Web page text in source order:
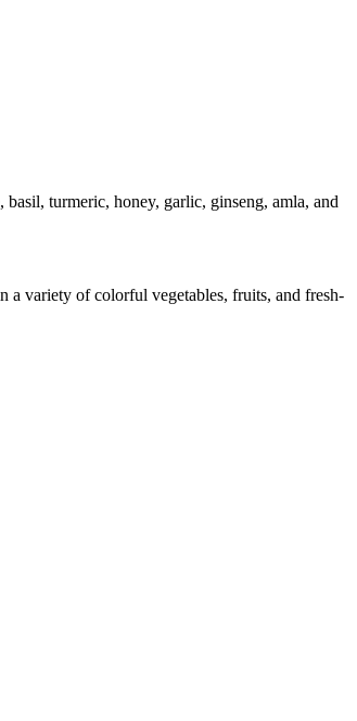
turmeric, honey, garlic, ginseng, amla, and
a variety of colorful vegetables, fruits, and fresh-